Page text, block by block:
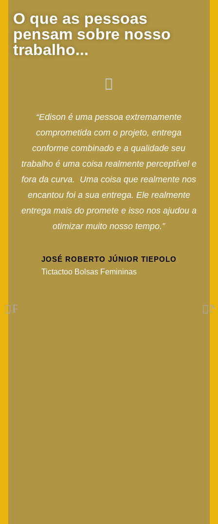
O que as pessoas
pensam sobre nosso
trabalho...
Previous
“Edison é uma pessoa extremamente
comprometida com o projeto, entrega
conforme combinado e a qualidade seu
trabalho é uma coisa realmente perceptível e
fora da curva. Uma coisa que realmente nos
encantou foi a sua entrega. Ele realmente
entrega mais do promete e isso nos ajudou a
otimizar muito nosso tempo.”
JOSÉ ROBERTO JÚNIOR TIEPOLO
Tictactoo Bolsas Femininas